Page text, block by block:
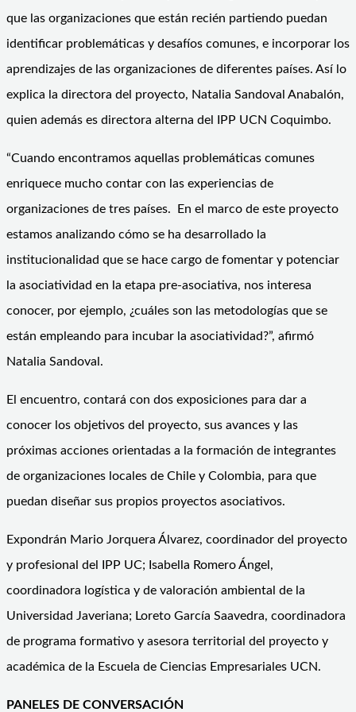
que las organizaciones que están recién partiendo puedan
identificar problemáticas y desafíos comunes, e incorporar los
aprendizajes de las organizaciones de diferentes países. Así lo
explica la directora del proyecto, Natalia Sandoval Anabalón,
quien además es directora alterna del IPP UCN Coquimbo.
“Cuando encontramos aquellas problemáticas comunes
enriquece mucho contar con las experiencias de
organizaciones de tres países. En el marco de este proyecto
estamos analizando cómo se ha desarrollado la
institucionalidad que se hace cargo de fomentar y potenciar
la asociatividad en la etapa pre-asociativa, nos interesa
conocer, por ejemplo, ¿cuáles son las metodologías que se
están empleando para incubar la asociatividad?”, afirmó
Natalia Sandoval.
El encuentro, contará con dos exposiciones para dar a
conocer los objetivos del proyecto, sus avances y las
próximas acciones orientadas a la formación de integrantes
de organizaciones locales de Chile y Colombia, para que
puedan diseñar sus propios proyectos asociativos.
Expondrán Mario Jorquera Álvarez, coordinador del proyecto
y profesional del IPP UC; Isabella Romero Ángel,
coordinadora logística y de valoración ambiental de la
Universidad Javeriana; Loreto García Saavedra, coordinadora
de programa formativo y asesora territorial del proyecto y
académica de la Escuela de Ciencias Empresariales UCN.
PANELES DE CONVERSACIÓN